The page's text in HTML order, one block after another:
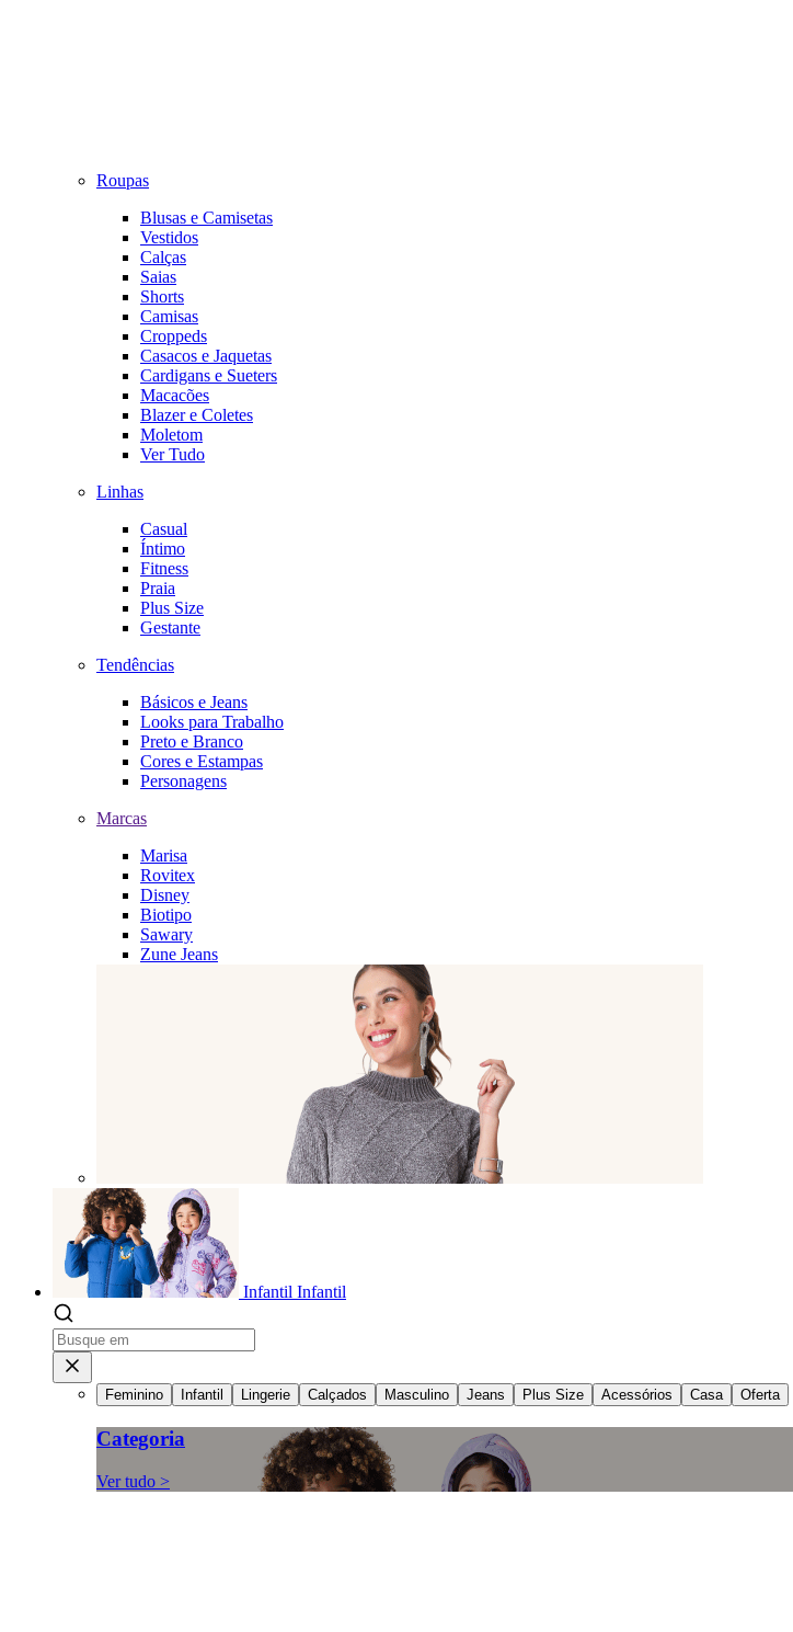
Roupas
Blusas e Camisetas
Vestidos
Calças
Saias
Shorts
Camisas
Croppeds
Casacos e Jaquetas
Cardigans e Sueters
Macacões
Blazer e Coletes
Moletom
Ver Tudo
Linhas
Casual
Íntimo
Fitness
Praia
Plus Size
Gestante
Tendências
Básicos e Jeans
Looks para Trabalho
Preto e Branco
Cores e Estampas
Personagens
Marcas
Marisa
Rovitex
Disney
Biotipo
Sawary
Zune Jeans
Infantil Infantil
Feminino Infantil Lingerie Calçados Masculino Jeans Plus Size Acessórios Casa Oferta
Categoria
Ver tudo >